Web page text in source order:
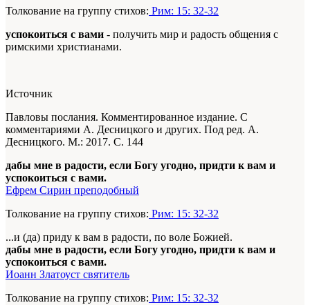
Толкование на группу стихов: Рим: 15: 32-32
успокоиться с вами - получить мир и радость общения с
римскими христианами.
Источник
Павловы послания. Комментированное издание. С
комментариями А. Десницкого и других. Под ред. А.
Десницкого. М.: 2017. С. 144
дабы мне в радости, если Богу угодно, придти к вам и
успокоиться с вами.
Ефрем Сирин преподобный
Толкование на группу стихов: Рим: 15: 32-32
...и (да) приду к вам в радости, по воле Божией.
дабы мне в радости, если Богу угодно, придти к вам и
успокоиться с вами.
Иоанн Златоуст святитель
Толкование на группу стихов: Рим: 15: 32-32